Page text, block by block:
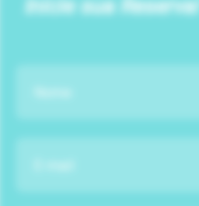
Inicie sua Reserva!